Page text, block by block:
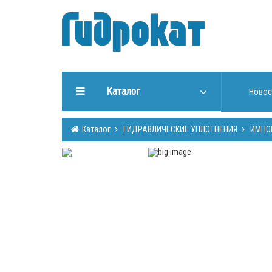
Каталог
ГИДРАВЛИЧЕСКИЕ
УПЛОТНЕНИЯ
Каталог ГИДРАВЛИЧЕСКИЕ УПЛОТНЕНИЯ